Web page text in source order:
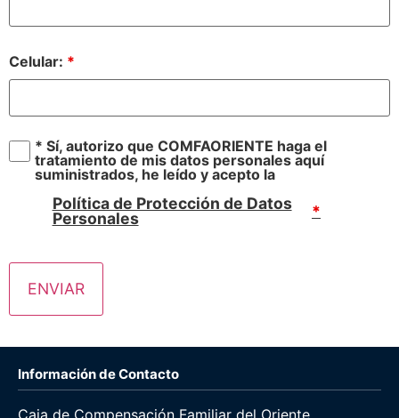
Celular: *
* Sí, autorizo que COMFAORIENTE haga el
tratamiento de mis datos personales aquí
suministrados, he leído y acepto la
Política de Protección de Datos
Personales
*
Información de Contacto
Caja de Compensación Familiar del Oriente